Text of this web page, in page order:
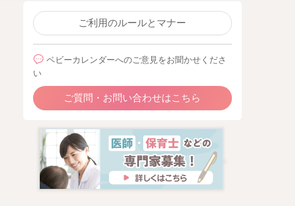
ご利用のルールとマナー
ベビーカレンダーへのご意見をお聞かせくださ
い
ご質問・お問い合わせはこちら